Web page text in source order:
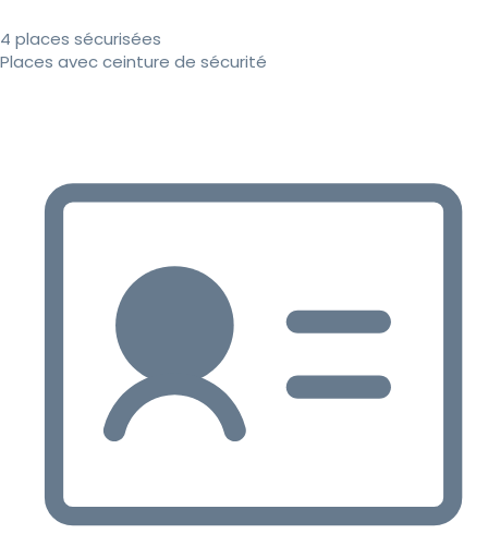
4 places sécurisées
Places avec ceinture de sécurité